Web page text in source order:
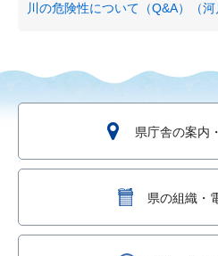
川の危険性について（Q&A）（河
県庁舎の案内
県の組織・